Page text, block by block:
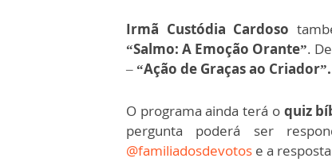
Irmã Custódia Cardoso
“Salmo: A Emoção Orante”.
–“Ação de Graças ao Criador”.
O programa ainda terá o quiz
pergunta poderá ser
@familiadosdevotos e a